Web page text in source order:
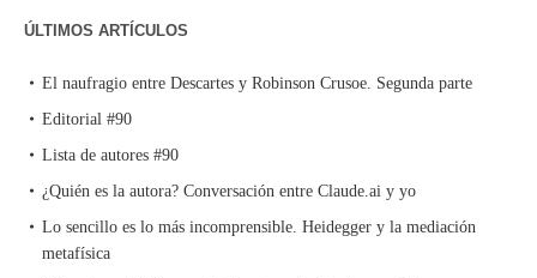
ÚLTIMOS ARTÍCULOS
El naufragio entre Descartes y Robinson Crusoe. Segunda parte
Editorial #90
Lista de autores #90
¿Quién es la autora? Conversación entre Claude.ai y yo
Lo sencillo es lo más incomprensible. Heidegger y la mediación
metafísica